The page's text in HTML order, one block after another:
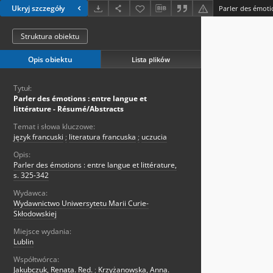
Ukryj szczegóły
Struktura obiektu
Opis obiektu Lista plików
Tytuł:
Parler des émotions : entre langue et
littérature - Résumé/Abstracts
Temat i słowa kluczowe:
język francuski ; literatura francuska ; uczucia
Opis:
Parler des émotions : entre langue et littérature,
s. 325-342
Wydawca:
Wydawnictwo Uniwersytetu Marii Curie-
Skłodowskiej
Miejsce wydania:
Lublin
Współtwórca:
Jakubczuk, Renata. Red. ; Krzyżanowska, Anna.